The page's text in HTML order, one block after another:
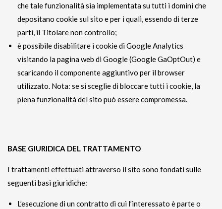
che tale funzionalità sia implementata su tutti i domini che
depositano cookie sul sito e per i quali, essendo di terze
parti, il Titolare non controllo;
è possibile disabilitare i cookie di Google Analytics
visitando la pagina web di Google (Google GaOptOut) e
scaricando il componente aggiuntivo per il browser
utilizzato. Nota: se si sceglie di bloccare tutti i cookie, la
piena funzionalità del sito può essere compromessa.
BASE GIURIDICA DEL TRATTAMENTO
I trattamenti effettuati attraverso il sito sono fondati sulle
seguenti basi giuridiche:
L’esecuzione di un contratto di cui l’interessato è parte o